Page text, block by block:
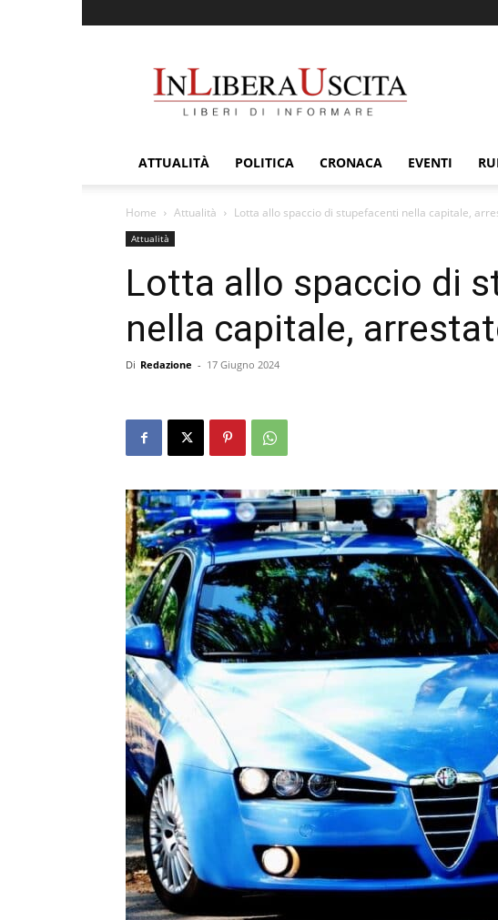
ATTUALITÀ POLITICA CRONACA EVENTI
Home Attualità Lotta allo spaccio di stupefacenti nella capitale,
Attualità
Lotta allo spaccio di
nella capitale,
Di Redazione - 17 Giugno 2024